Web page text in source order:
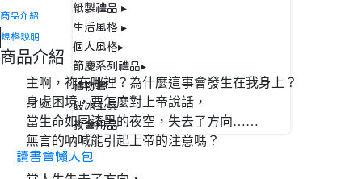
紙製禮品 ▸
生活風格 ▸
個人風格▸
節慶系列禮品▸
禮物書
破冰工具
教會用品
讀書會懶人包
商品介紹
規格說明
商品介紹
主啊，祢在哪裡？為什麼這事會發生在我身上？
身處困境，要怎麼對上帝說話，
當生命如同漆黑的夜空，失去了方向……
無言的吶喊能引起上帝的注意嗎？